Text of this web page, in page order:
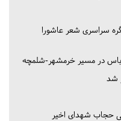
سراسری شعر عاشورا
در مسیر خرمشهر-شلمچه
شد
بی حجاب شهدای اخیر